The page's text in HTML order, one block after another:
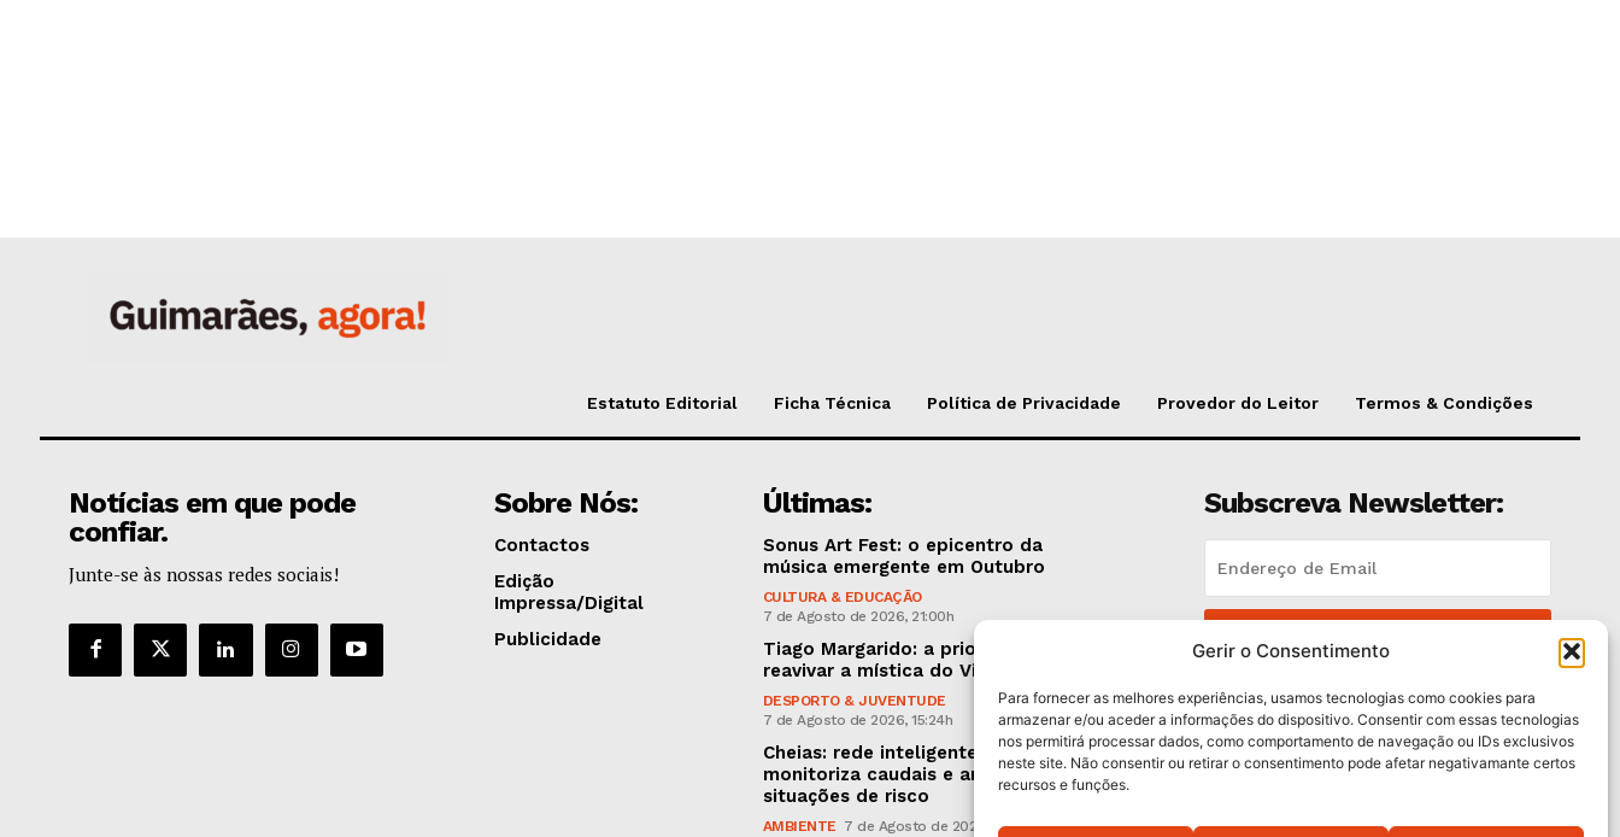
Gerir o Consentimento
Para fornecer as melhores experiências, usamos tecnologias como cookies para
armazenar e/ou aceder a informações do dispositivo. Consentir com essas tecnologias
nos permitirá processar dados, como comportamento de navegação ou IDs exclusivos
neste site. Não consentir ou retirar o consentimento pode afetar negativamante certos
recursos e funções.
Estatuto Editorial Ficha Técnica Política de Privacidade Provedor do Leitor Termos & Condições
Notícias em que pode
confiar.
Junte-se às nossas redes sociais!
Sobre Nós:
Contactos
Edição
Impressa/Digital
Publicidade
Últimas:
Sonus Art Fest: o epicentro da
música emergente em Outubro
CULTURA & EDUCAÇÃO
7 de Agosto de 2026, 21:00h
Tiago Margarido: a prioridade “é
reavivar a mística do Vitória”
DESPORTO & JUVENTUDE
7 de Agosto de 2026, 15:24h
Cheias: rede inteligente de sensores
monitoriza caudais e antecipa
situações de risco
AMBIENTE 7 de Agosto de 2026, 12:19h
Subscreva Newsletter:
Li e aceito aPolítica de Privacidade .